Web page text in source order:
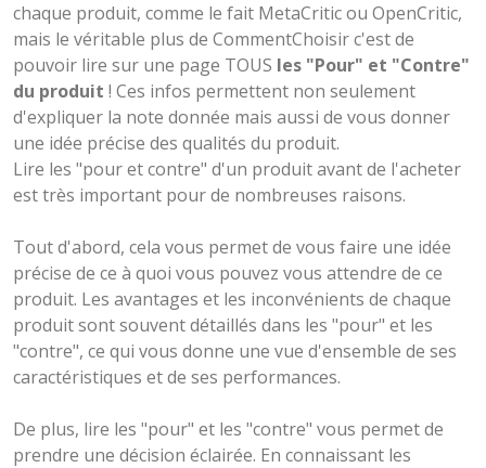
chaque produit, comme le fait MetaCritic ou OpenCritic,
mais le véritable plus de CommentChoisir c'est de
pouvoir lire sur une page TOUS les "Pour" et "Contre"
du produit ! Ces infos permettent non seulement
d'expliquer la note donnée mais aussi de vous donner
une idée précise des qualités du produit.
Lire les "pour et contre" d'un produit avant de l'acheter
est très important pour de nombreuses raisons.
Tout d'abord, cela vous permet de vous faire une idée
précise de ce à quoi vous pouvez vous attendre de ce
produit. Les avantages et les inconvénients de chaque
produit sont souvent détaillés dans les "pour" et les
"contre", ce qui vous donne une vue d'ensemble de ses
caractéristiques et de ses performances.
De plus, lire les "pour" et les "contre" vous permet de
prendre une décision éclairée. En connaissant les